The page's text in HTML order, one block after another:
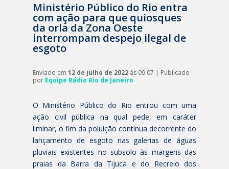
Ministério Público do Rio entra
com ação para que quiosques
da orla da Zona Oeste
interrompam despejo ilegal de
esgoto
Enviado em 12 de julho de 2022 às 09:07 | Publicado
por Equipe Rádio Rio de Janeiro
O Ministério Público do Rio entrou com uma
ação civil pública na qual pede, em caráter
liminar, o fim da poluição contínua decorrente do
lançamento de esgoto nas galerias de águas
pluviais existentes no subsolo às margens das
praias da Barra da Tijuca e do Recreio dos